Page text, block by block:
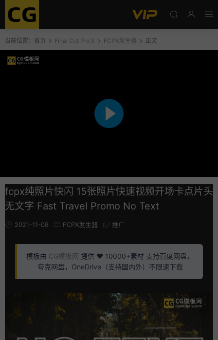
当前位置： 首页 Final Cut Pro X FCPX发生器 正文
fcpx纯照片快闪 15张照片快速视频开场卡点片头
无文字 Fast Travel Promo No Text
2021-11-08 FCPX发生器 推广
模板由 CG模板网 提供 ❤️ 10000+素材 支持百度网盘，
夸克网盘，OneDrive（支持国内外）不限速下载